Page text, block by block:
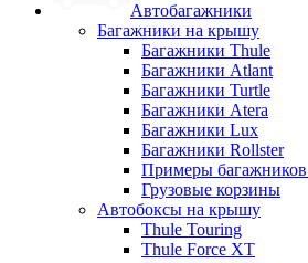
Автобагажники
Багажники на крышу
Багажники Thule
Багажники Atlant
Багажники Turtle
Багажники Atera
Багажники Lux
Багажники Rollster
Примеры багажников
Грузовые корзины
Автобоксы на крышу
Thule Touring
Thule Force XT